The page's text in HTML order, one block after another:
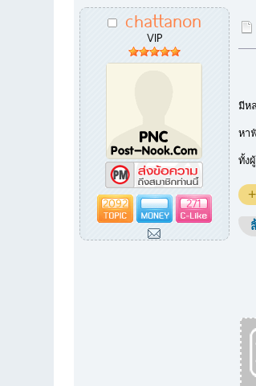
chattanon
VIP
2092 271
มีห
หา
ทั้ง